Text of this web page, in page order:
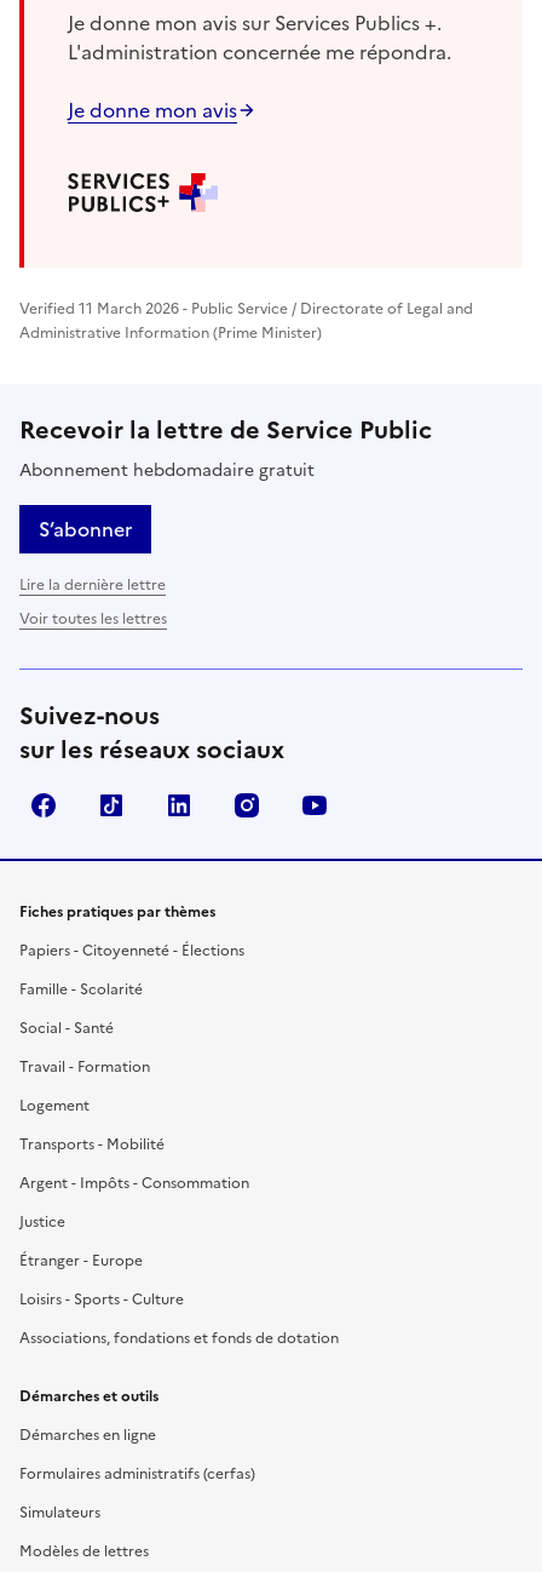
Je donne mon avis sur Services Publics +.
L'administration concernée me répondra.
Je donne mon avis
Verified 11 March 2026 - Public Service / Directorate of Legal and
Administrative Information (Prime Minister)
Recevoir la lettre de Service Public
Abonnement hebdomadaire gratuit
S’abonner
Lire la dernière lettre
Voir toutes les lettres
Suivez-nous
sur les réseaux sociaux
FacebookTikTok LinkedIn Instagram
Fiches pratiques par thèmes
Papiers - Citoyenneté - Élections
Famille - Scolarité
Social - Santé
Travail - Formation
Logement
Transports - Mobilité
Argent - Impôts - Consommation
Justice
Étranger - Europe
Loisirs - Sports - Culture
Associations, fondations et fonds de dotation
Démarches et outils
Démarches en ligne
Formulaires administratifs (cerfas)
Simulateurs
Modèles de lettres